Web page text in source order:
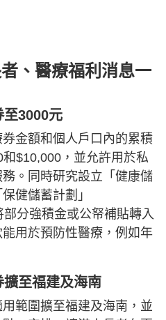
、醫療福利消息一
至3000元
金額和個人戶口內的累積
$10,000，並允許用於私
。同時研究設立「健康儲
健儲蓄計劃」
分強積金或公帑補貼轉入
用於預防性醫療，例如年
至福建及海南
範圍擴至福建及海南，並